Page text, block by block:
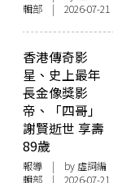
輯部 | 2026-07-21
香港傳奇影
星、史上最年
長金像獎影
帝、「四哥」
謝賢逝世 享壽
89歲
報導 | by 虛詞編